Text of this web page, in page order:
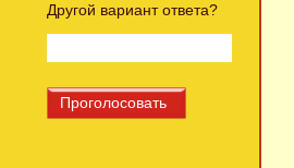
Другой вариант ответа?